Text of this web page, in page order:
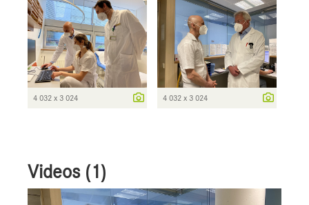
4 032 x 3 024 4 032 x 3 024
Videos (1)